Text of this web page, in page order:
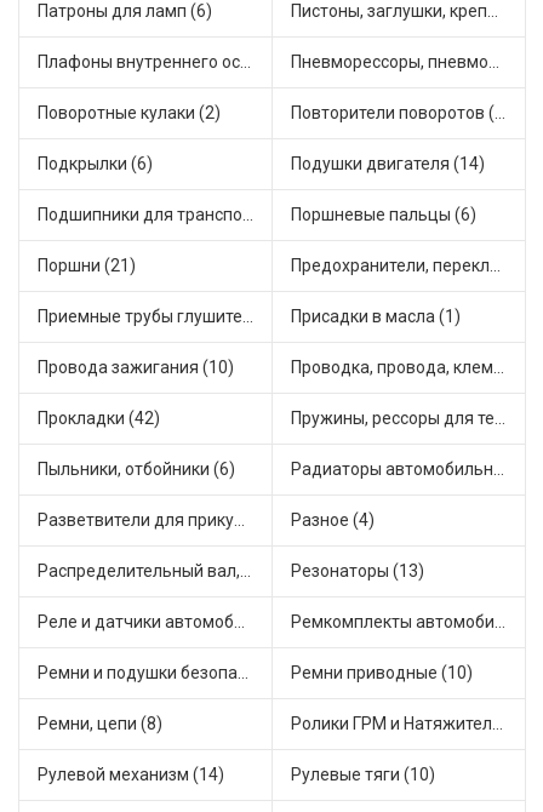
Патроны для ламп (6) Пистоны, заглушки, крепежные элементы (12)
Плафоны внутреннего освещения (1) Пневморессоры, пневмоподушки (1)
Поворотные кулаки (2) Повторители поворотов (10)
Подкрылки (6) Подушки двигателя (14)
Подшипники для транспорта (43) Поршневые пальцы (6)
Поршни (21) Предохранители, переключатели, кнопки автомобильные (40)
Приемные трубы глушителя (5) Присадки в масла (1)
Провода зажигания (10) Проводка, провода, клеммы и разъемы (23)
Прокладки (42) Пружины, рессоры для техники (29)
Пыльники, отбойники (6) Радиаторы автомобильные (17)
Разветвители для прикуривателя (3) Разное (4)
Распределительный вал, шестерни распределительного (7) Резонаторы (13)
Реле и датчики автомобильные (82) Ремкомплекты автомобильные (81)
Ремни и подушки безопасности (9) Ремни приводные (10)
Ремни, цепи (8) Ролики ГРМ и Натяжители (17)
Рулевой механизм (14) Рулевые тяги (10)